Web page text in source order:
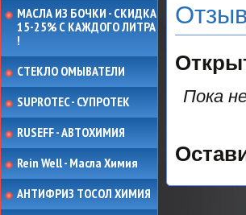
МАСЛА ИЗ БОЧКИ - СКИДКА
15-25% С КАЖДОГО ЛИТРА
!
СТЕКЛО ОМЫВАТЕЛИ
SUPROTEC - СУПРОТЕК
RUSEFF - АВТОХИМИЯ
Rein Well - Масла Химия
АНТИФРИЗ ТОСОЛ ХИМИЯ
Пока